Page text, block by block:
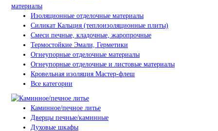
Изоляционные отделочные материалы
Силикат Кальция (теплоизоляционные плиты)
Смеси печные, кладочные, жаропрочные
Термостойкие Эмали, Герметики
Огнеупорные отделочные материалы
Огнеупорные отделочные и листовые материалы
Кровельная изоляция Мастер-флеш
Все категории
Каминное/печное литье
Дверцы печные/каминные
Духовые шкафы